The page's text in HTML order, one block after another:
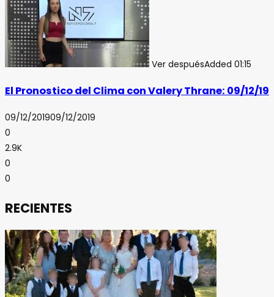
Ver despuésAdded 01:15
El Pronostico del Clima con Valery Thrane: 09/12/19
09/12/201909/12/2019
0
2.9K
0
0
RECIENTES